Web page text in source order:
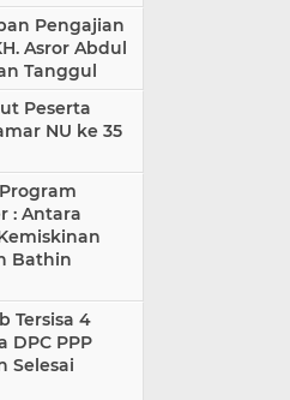
Pengajian
Asror Abdul
Tanggul
Peserta
NU ke 35
: Antara
Bathin
Tersisa 4
DPC PPP
Selesai